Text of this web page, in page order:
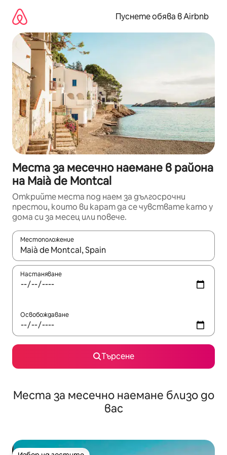
съдържанието
Пуснете обява в Airbnb
Места за месечно наемане в района
на Maià de Montcal
Открийте места под наем за дългосрочни
престои, които ви карат да се чувствате като у
дома си за месец или повече.
Местоположение
Когато резултатите се покажат, използвайте
Настаняване
Освобождаване
Търсене
Места за месечно наемане близо до
вас